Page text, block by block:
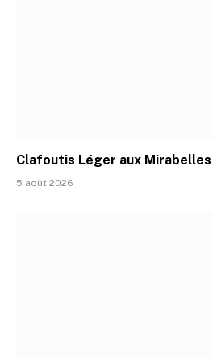
Clafoutis Léger aux Mirabelles
5 août 2026